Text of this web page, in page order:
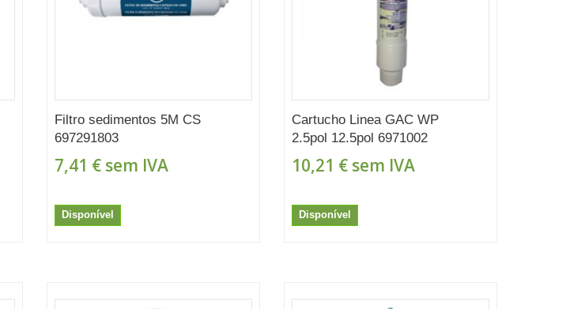
Filtro sedimentos 5M CS
697291803
7,41 €sem IVA
Disponível
Cartucho Linea GAC WP
2.5pol 12.5pol 6971002
10,21 €sem IVA
Disponível